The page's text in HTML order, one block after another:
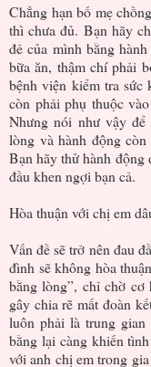
Chẳng hạn bố mẹ
thì chưa đủ. Bạn hãy
đẻ của mình bằng
bữa ăn, thậm chí phải
bệnh viện kiểm tra
còn phải phụ thuộc
Nhưng nói như vậy
lòng và hành động
Bạn hãy thử hành động
đầu khen ngợi bạn cả.
Hòa thuận với chị em
Vấn đề sẽ trở nên đau
đình sẽ không hòa
bằng lòng”, chỉ chờ
gây chia rẽ mất đoàn
luôn phải là trung
bằng lại càng khiến
với anh chị em trong